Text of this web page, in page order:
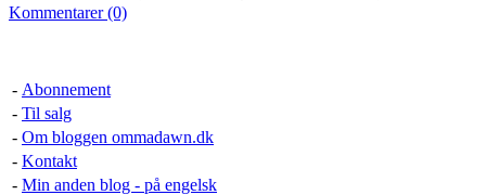
Kommentarer (0)
- Abonnement
- Til salg
- Om bloggen ommadawn.dk
- Kontakt
- Min anden blog - på engelsk